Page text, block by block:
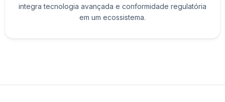
integra tecnologia avançada e conformidade regulatória
em um ecossistema.